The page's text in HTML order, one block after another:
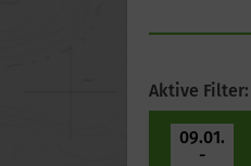
Aktive Filter:
09.01.
-